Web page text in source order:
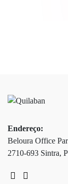
Endereço:
Beloura Office
2710-693 Sintra,